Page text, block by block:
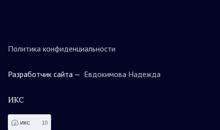
Политика конфиденциальности
Разработчик сайта — Евдокимова Надежда
ИКС
ИКС 10